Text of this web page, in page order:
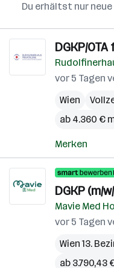
Du erhältst nur
DGKP/
vor 5 Tagen
Wien
ab 4.360 €
Merken
DGKP (m/
Mavie Med
vor 5 Tagen
Wien 13.
ab